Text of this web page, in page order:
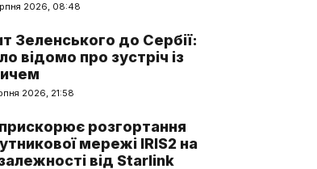
2026, 08:48
Зеленського до Сербії:
відомо про зустріч із
2026, 21:58
розгортання
мережі IRIS2 на
від Starlink